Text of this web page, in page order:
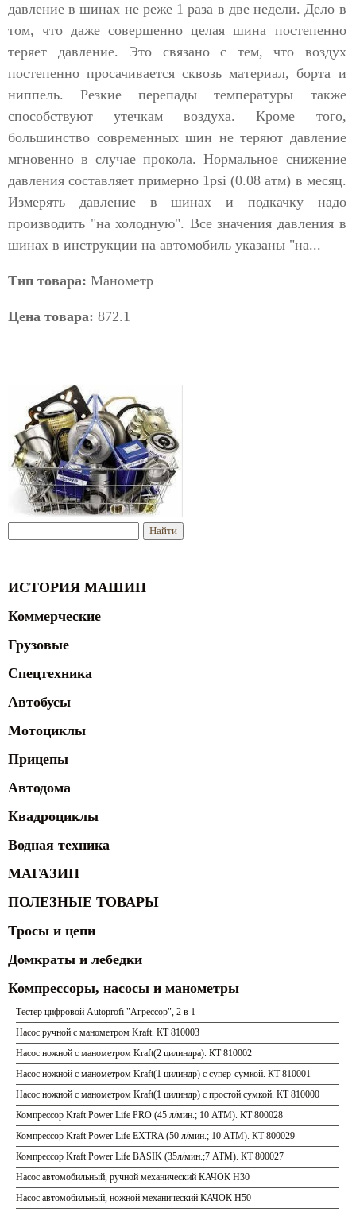
давление в шинах не реже 1 раза в две недели. Дело в
том, что даже совершенно целая шина постепенно
теряет давление. Это связано с тем, что воздух
постепенно просачивается сквозь материал, борта и
ниппель. Резкие перепады температуры также
способствуют утечкам воздуха. Кроме того,
большинство современных шин не теряют давление
мгновенно в случае прокола. Нормальное снижение
давления составляет примерно 1psi (0.08 атм) в месяц.
Измерять давление в шинах и подкачку надо
производить "на холодную". Все значения давления в
шинах в инструкции на автомобиль указаны "на...
Тип товара: Манометр
Цена товара: 872.1
ИСТОРИЯ МАШИН
Коммерческие
Грузовые
Спецтехника
Автобусы
Мотоциклы
Прицепы
Автодома
Квадроциклы
Водная техника
МАГАЗИН
ПОЛЕЗНЫЕ ТОВАРЫ
Тросы и цепи
Домкраты и лебедки
Компрессоры, насосы и манометры
Тестер цифровой Autoprofi "Агрессор", 2 в 1
Насос ручной с манометром Kraft. КТ 810003
Насос ножной с манометром Kraft(2 цилиндра). КТ 810002
Насос ножной с манометром Kraft(1 цилиндр) с супер-сумкой. КТ 810001
Насос ножной с манометром Kraft(1 цилиндр) с простой сумкой. КТ 810000
Компрессор Kraft Power Life PRO (45 л/мин.; 10 АТМ). КТ 800028
Компрессор Kraft Power Life EXTRA (50 л/мин.; 10 АТМ). КТ 800029
Компрессор Kraft Power Life BASIK (35л/мин.;7 АТМ). КТ 800027
Насос автомобильный, ручной механический КАЧОК Н30
Насос автомобильный, ножной механический КАЧОК Н50